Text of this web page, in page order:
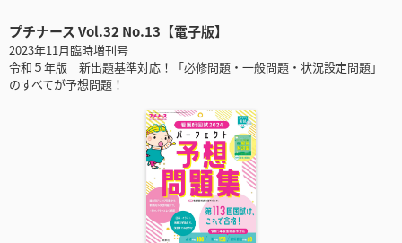
プチナース Vol.32 No.13【電子版】
2023年11月臨時増刊号
令和５年版 新出題基準対応！「必修問題・一般問題・状況設定問題」
のすべてが予想問題！